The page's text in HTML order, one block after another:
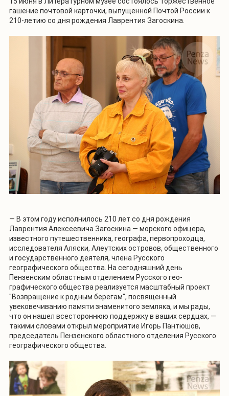
гашение почтовой карточки, выпущенной Почтой России к
210-летию со дня рождения Лаврентия Загоскина.
— В этом году исполнилось 210 лет со дня рождения
Лаврентия Алексеевича Загоскина — морского офицера,
известного путешественника, географа, первопроходца,
исследователя Аляски, Алеутских островов, общественного
и государственного деятеля, члена Русского
географического общества. На сегодняшний день
Пензенским областным отделением Русского гео-
графического общества реализуется масштабный проект
"Возвращение к родным берегам", посвященный
увековечиванию памяти знаменитого земляка, и мы рады,
что он нашел всестороннюю поддержку в ваших сердцах, —
такими словами открыл мероприятие Игорь Пантюшов,
председатель Пензенского областного отделения Русского
географического общества.